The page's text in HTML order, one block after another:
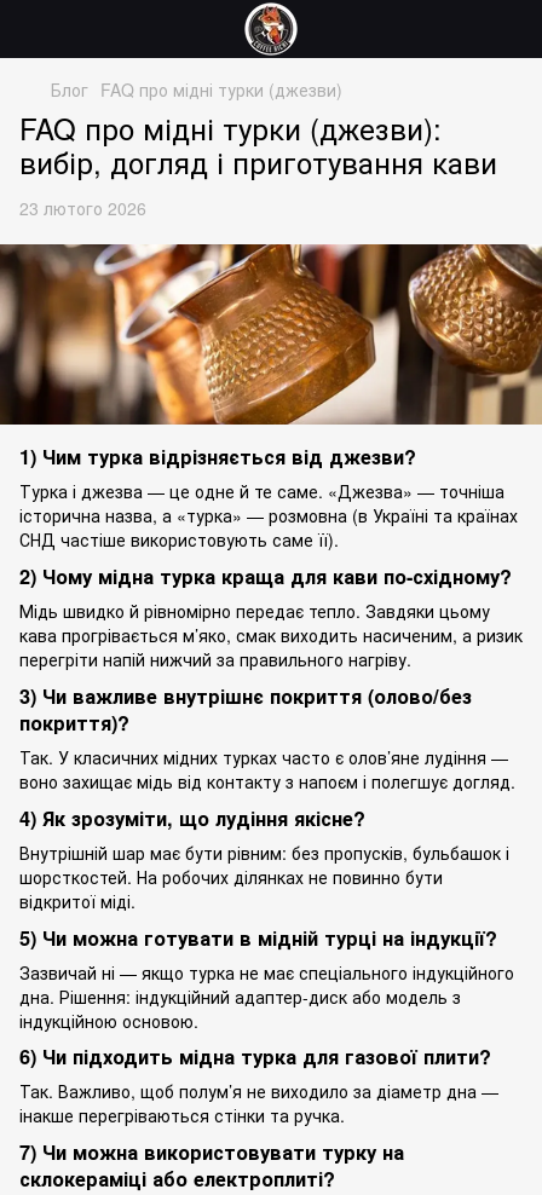
Блог FAQ про мідні турки (джезви)
FAQ про мідні турки (джезви):
вибір, догляд і приготування кави
23 лютого 2026
1) Чим турка відрізняється від джезви?
Турка і джезва — це одне й те саме. «Джезва» — точніша
історична назва, а «турка» — розмовна (в Україні та країнах
СНД частіше використовують саме її).
2) Чому мідна турка краща для кави по-східному?
Мідь швидко й рівномірно передає тепло. Завдяки цьому
кава прогрівається м’яко, смак виходить насиченим, а ризик
перегріти напій нижчий за правильного нагріву.
3) Чи важливе внутрішнє покриття (олово/без
покриття)?
Так. У класичних мідних турках часто є олов’яне лудіння —
воно захищає мідь від контакту з напоєм і полегшує догляд.
4) Як зрозуміти, що лудіння якісне?
Внутрішній шар має бути рівним: без пропусків, бульбашок і
шорсткостей. На робочих ділянках не повинно бути
відкритої міді.
5) Чи можна готувати в мідній турці на індукції?
Зазвичай ні — якщо турка не має спеціального індукційного
дна. Рішення: індукційний адаптер-диск або модель з
індукційною основою.
6) Чи підходить мідна турка для газової плити?
Так. Важливо, щоб полум’я не виходило за діаметр дна —
інакше перегріваються стінки та ручка.
7) Чи можна використовувати турку на
склокераміці або електроплиті?